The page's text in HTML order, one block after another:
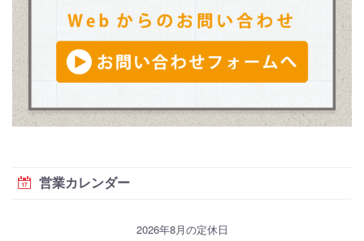
営業カレンダー
2026年8月の定休日